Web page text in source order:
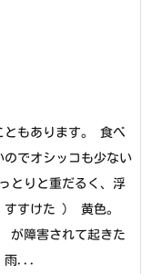
ともあります。 食べ
でオシッコも少ない
とりと重だるく、浮
すけた ） 黄色。
障害されて起きた
雨...